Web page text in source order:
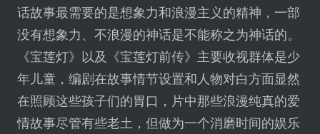
话故事最需要的是想象力和浪漫主义的精神，一部
没有想象力、不浪漫的神话是不能称之为神话的。
《宝莲灯》以及《宝莲灯前传》主要收视群体是少
年儿童，编剧在故事情节设置和人物对白方面显然
在照顾这些孩子们的胃口，片中那些浪漫纯真的爱
情故事尽管有些老土，但做为一个消磨时间的娱乐